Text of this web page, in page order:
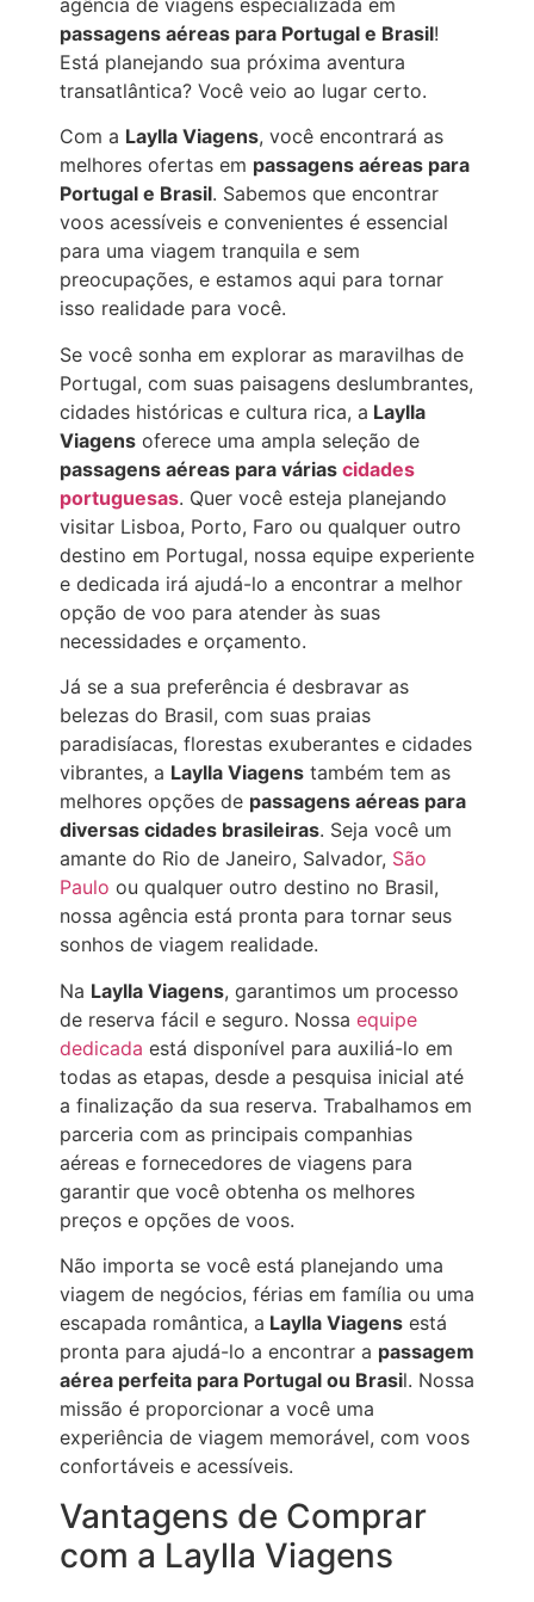
agência de viagens especializada em
passagens aéreas para Portugal e Brasil!
Está planejando sua próxima aventura
transatlântica? Você veio ao lugar certo.
Com a Laylla Viagens, você encontrará as
melhores ofertas em passagens aéreas para
Portugal e Brasil. Sabemos que encontrar
voos acessíveis e convenientes é essencial
para uma viagem tranquila e sem
preocupações, e estamos aqui para tornar
isso realidade para você.
Se você sonha em explorar as maravilhas de
Portugal, com suas paisagens deslumbrantes,
cidades históricas e cultura rica, a Laylla
Viagens oferece uma ampla seleção de
passagens aéreas para várias cidades
portuguesas. Quer você esteja planejando
visitar Lisboa, Porto, Faro ou qualquer outro
destino em Portugal, nossa equipe experiente
e dedicada irá ajudá-lo a encontrar a melhor
opção de voo para atender às suas
necessidades e orçamento.
Já se a sua preferência é desbravar as
belezas do Brasil, com suas praias
paradisíacas, florestas exuberantes e cidades
vibrantes, a Laylla Viagens também tem as
melhores opções de passagens aéreas para
diversas cidades brasileiras. Seja você um
amante do Rio de Janeiro, Salvador, São
Paulo ou qualquer outro destino no Brasil,
nossa agência está pronta para tornar seus
sonhos de viagem realidade.
Na Laylla Viagens, garantimos um processo
de reserva fácil e seguro. Nossa equipe
dedicada está disponível para auxiliá-lo em
todas as etapas, desde a pesquisa inicial até
a finalização da sua reserva. Trabalhamos em
parceria com as principais companhias
aéreas e fornecedores de viagens para
garantir que você obtenha os melhores
preços e opções de voos.
Não importa se você está planejando uma
viagem de negócios, férias em família ou uma
escapada romântica, a Laylla Viagens está
pronta para ajudá-lo a encontrar a passagem
aérea perfeita para Portugal ou Brasil. Nossa
missão é proporcionar a você uma
experiência de viagem memorável, com voos
confortáveis e acessíveis.
Vantagens de Comprar
com a Laylla Viagens